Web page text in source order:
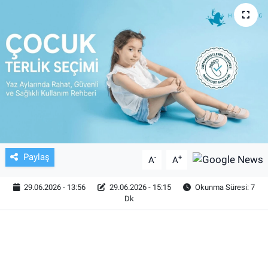
Paylaş A- A+
29.06.2026 - 13:56 29.06.2026 - 15:15
Okunma Süresi: 7
Dk
BASKETBOL
SAĞLIK
ASAYİŞ